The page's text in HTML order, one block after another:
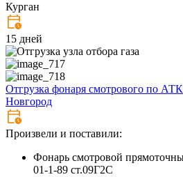
Курган
15 дней
Отгрузка фонаря смотрового по
Новгород
Произвели и поставили:
Фонарь смотровой
01-1-89 ст.09Г2С